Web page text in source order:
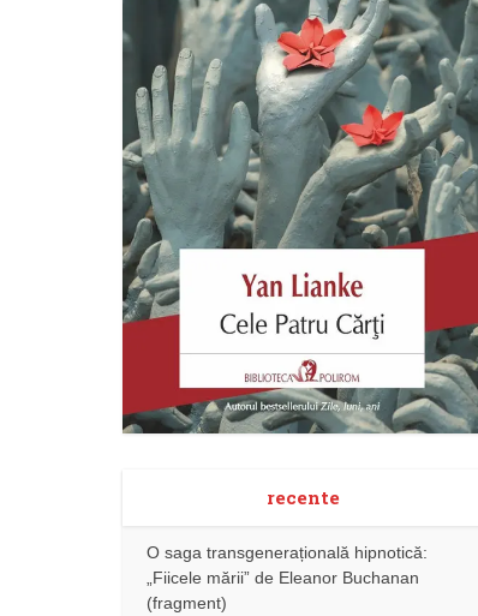
recente
O saga transgenerațională hipnotică:
„Fiicele mării” de Eleanor Buchanan
(fragment)